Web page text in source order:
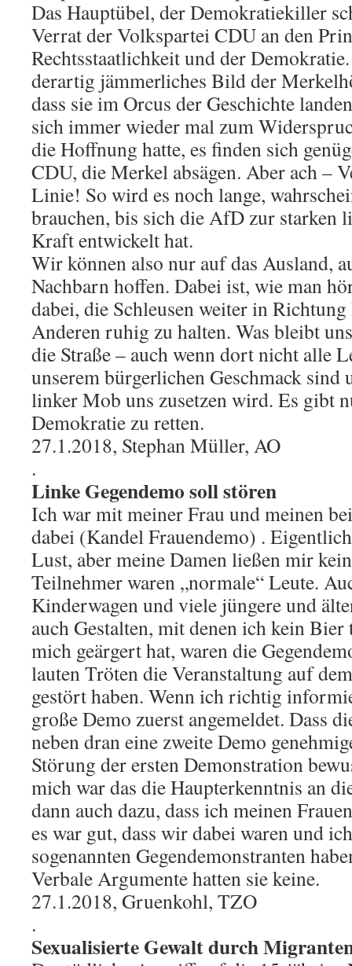
Das Hauptübel, der Demokratiekiller
Verrat der Volkspartei CDU an den
Rechtsstaatlichkeit und der
derartig jämmerliches Bild der
dass sie im Orcus der Geschichte
sich immer wieder mal zum
die Hoffnung hatte, es finden sich
CDU, die Merkel absägen. Aber ach –
Linie! So wird es noch lange,
brauchen, bis sich die AfD zur starken
Kraft entwickelt hat.
Wir können also nur auf das Ausland,
Nachbarn hoffen. Dabei ist, wie man
dabei, die Schleusen weiter in
Anderen ruhig zu halten. Was bleibt
die Straße – auch wenn dort nicht alle
unserem bürgerlichen Geschmack
linker Mob uns zusetzen wird. Es gibt
Demokratie zu retten.
27.1.2018, Stephan Müller, AO
.
Linke Gegendemo soll stören
Ich war mit meiner Frau und meinen
dabei (Kandel Frauendemo) .
Lust, aber meine Damen ließen mir
Teilnehmer waren „normale“ Leute.
Kinderwagen und viele jüngere und
auch Gestalten, mit denen ich kein
mich geärgert hat, waren die
lauten Tröten die Veranstaltung auf
gestört haben. Wenn ich richtig
große Demo zuerst angemeldet. Dass
neben dran eine zweite Demo
Störung der ersten Demonstration
mich war das die Haupterkenntnis an
dann auch dazu, dass ich meinen
es war gut, dass wir dabei waren und
sogenannten Gegendemonstranten
Verbale Argumente hatten sie keine.
27.1.2018, Gruenkohl, TZO
.
Sexualisierte Gewalt durch